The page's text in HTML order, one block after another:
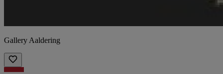
Gallery Aaldering